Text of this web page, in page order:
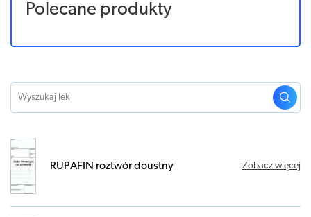
Polecane produkty
RUPAFIN roztwór doustny Zobacz więcej